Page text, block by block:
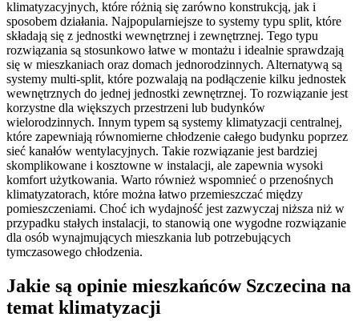
klimatyzacyjnych, które różnią się zarówno konstrukcją, jak i
sposobem działania. Najpopularniejsze to systemy typu split, które
składają się z jednostki wewnętrznej i zewnętrznej. Tego typu
rozwiązania są stosunkowo łatwe w montażu i idealnie sprawdzają
się w mieszkaniach oraz domach jednorodzinnych. Alternatywą są
systemy multi-split, które pozwalają na podłączenie kilku jednostek
wewnętrznych do jednej jednostki zewnętrznej. To rozwiązanie jest
korzystne dla większych przestrzeni lub budynków
wielorodzinnych. Innym typem są systemy klimatyzacji centralnej,
które zapewniają równomierne chłodzenie całego budynku poprzez
sieć kanałów wentylacyjnych. Takie rozwiązanie jest bardziej
skomplikowane i kosztowne w instalacji, ale zapewnia wysoki
komfort użytkowania. Warto również wspomnieć o przenośnych
klimatyzatorach, które można łatwo przemieszczać między
pomieszczeniami. Choć ich wydajność jest zazwyczaj niższa niż w
przypadku stałych instalacji, to stanowią one wygodne rozwiązanie
dla osób wynajmujących mieszkania lub potrzebujących
tymczasowego chłodzenia.
Jakie są opinie mieszkańców Szczecina na
temat klimatyzacji